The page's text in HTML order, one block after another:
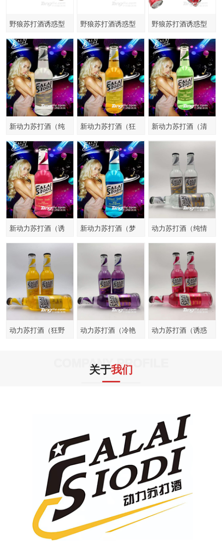
野狼苏打酒诱惑型
330ml
野狼苏打酒诱惑型
330ml
野狼苏打酒诱惑型
330ml
新动力苏打酒（纯
新动力苏打酒（狂
新动力苏打酒（清
新动力苏打酒（诱
新动力苏打酒（梦
动力苏打酒（纯情
动力苏打酒（狂野
动力苏打酒（冷艳
动力苏打酒（诱惑
COMPANY PROFILE
关于我们